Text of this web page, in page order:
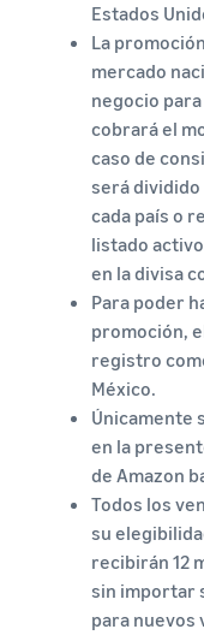
Estados
La
mercado
negocio
cobrará el
caso de
será
cada país o
listado
en la divisa
Para poder
promoción,
registro
México.
Únicamente
en la
de Amazon
Todos los
su
recibirán 12
sin importar
para nuevos